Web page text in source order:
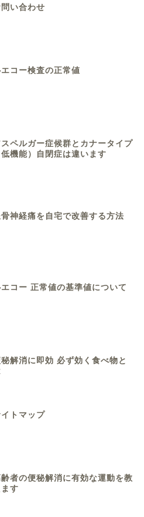
い合わせ
コー検査の正常値
スペルガー症候群とカナータイプ
低機能）自閉症は違います
神経痛を自宅で改善する方法
コー 正常値の基準値について
解消に即効 必ず効く食べ物と
トマップ
者の便秘解消に有効な運動を教
ます